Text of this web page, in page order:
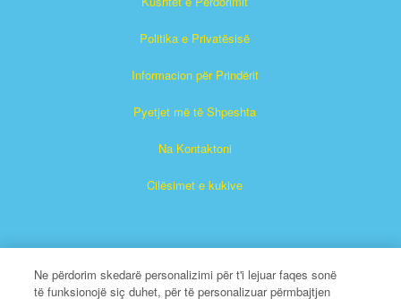
Politika e Privatësisë
Informacion për Prindërit
Pyetjet më të Shpeshta
Na Kontaktoni
Cilësimet e kukive
Ne përdorim skedarë personalizimi për t'i lejuar faqes sonë
të funksionojë siç duhet, për të personalizuar përmbajtjen